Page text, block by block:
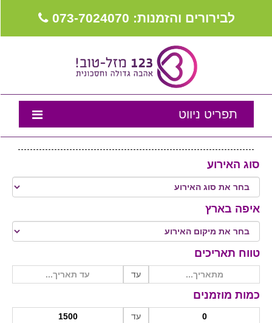
לבירורים והזמנות: 073-7024070
תפריט ניווט
דף הבית
נבחרת המומלצים
טיפים לאירוע
צור קשר
שירות אישי בקליק
סוג האירוע
איפה בארץ
טווח תאריכים
עד
כמות מוזמנים
עד